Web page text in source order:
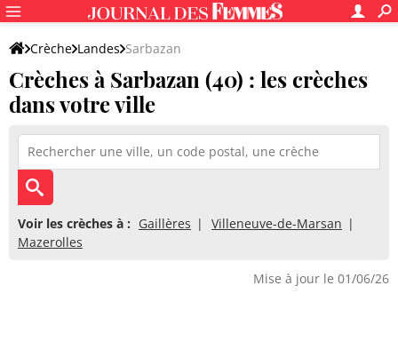
Crèche Landes Sarbazan
Crèches à Sarbazan (40) : les crèches
dans votre ville
Voir les crèches à : Gaillères
Villeneuve-de-Marsan
Mazerolles
Mise à jour le 01/06/26